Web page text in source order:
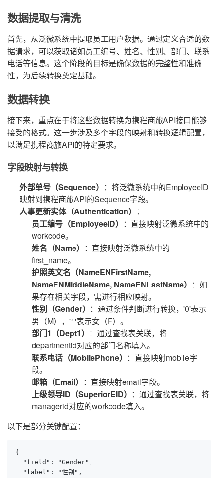
数据提取与清洗
首先，从泛微系统中提取员工用户数据。通过定义合适的数
据请求，可以获取诸如员工编号、姓名、性别、部门、联系
电话等信息。这个阶段的目标是确保数据的完整性和准确
性，为后续转换奠定基础。
数据转换
接下来，重点在于将这些数据转换为携程商旅API接口能够
接受的格式。这一步涉及多个字段的映射和转换逻辑配置，
以满足携程商旅API的特定要求。
字段映射与转换
外部单号（Sequence） ：将泛微系统中的EmployeeID
映射到携程商旅API的Sequence字段。
人事更新实体（Authentication） ：
员工编号（EmployeeID） ：直接映射泛微系统中的
workcode。
姓名（Name） ：直接映射泛微系统中的
first_name。
护照英文名（NameENFirstName,
NameENMiddleName, NameENLastName） ：如
果存在相关字段，需进行相应映射。
性别（Gender） ：通过条件判断进行转换，'0'表示
男（M），'1'表示女（F）。
部门1（Dept1） ：通过查找表关联，将
departmentid对应的部门名称填入。
联系电话（MobilePhone） ：直接映射mobile字
段。
邮箱（Email） ：直接映射email字段。
上级领导ID（SuperiorEID） ：通过查找表关联，将
managerid对应的workcode填入。
以下是部分关键配置：
{
  "field": "Gender",
  "label": "性别",